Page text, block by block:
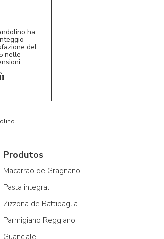
ha
del
nelle
Produtos
Macarrão de Gragnano
Pasta integral
Zizzona de Battipaglia
Parmigiano Reggiano
Guanciale